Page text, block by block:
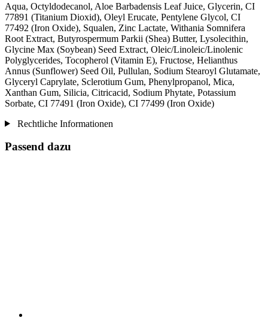
Aqua, Octyldodecanol, Aloe Barbadensis Leaf Juice, Glycerin, CI
77891 (Titanium Dioxid), Oleyl Erucate, Pentylene Glycol, CI
77492 (Iron Oxide), Squalen, Zinc Lactate, Withania Somnifera
Root Extract, Butyrospermum Parkii (Shea) Butter, Lysolecithin,
Glycine Max (Soybean) Seed Extract, Oleic/Linoleic/Linolenic
Polyglycerides, Tocopherol (Vitamin E), Fructose, Helianthus
Annus (Sunflower) Seed Oil, Pullulan, Sodium Stearoyl Glutamate,
Glyceryl Caprylate, Sclerotium Gum, Phenylpropanol, Mica,
Xanthan Gum, Silicia, Citricacid, Sodium Phytate, Potassium
Sorbate, CI 77491 (Iron Oxide), CI 77499 (Iron Oxide)
Rechtliche Informationen
Passend dazu